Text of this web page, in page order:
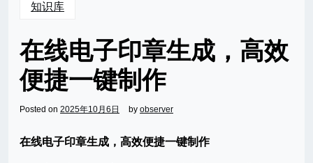
知识库
在线电子印章生成，高效
便捷一键制作
Posted on 2025年10月6日 by observer
在线电子印章生成，高效便捷一键制作